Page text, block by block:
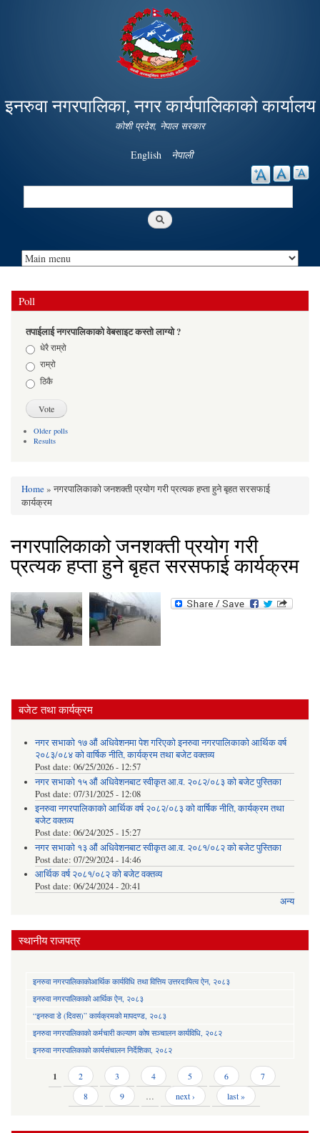
Skip to
main
content
इनरुवा नगरपालिका, नगर कार्यपालिकाको कार्यालय
कोशी प्रदेश, नेपाल सरकार
English नेपाली
Search
Poll
तपाईलाई नगरपालिकाको वेबसाइट कस्तो लाग्यो ?
Choicesधेरै राम्रो
राम्रो
ठिकै
Older polls
Results
You are here
Home» नगरपालिकाको जनशक्ती प्रयोग गरी प्रत्यक हप्ता हुने बृहत सरसफाई
कार्यक्रम
नगरपालिकाको जनशक्ती प्रयोग गरी
प्रत्यक हप्ता हुने बृहत सरसफाई कार्यक्रम
बजेट तथा कार्यक्रम
नगर सभाको १७ औं अधिवेशनमा पेश गरिएको इनरुवा नगरपालिकाको आर्थिक वर्ष
२०८३/०८४ को वार्षिक नीति, कार्यक्रम तथा बजेट वक्तव्य
Post date: 06/25/2026 - 12:57
नगर सभाको १५ औं अधिवेशनबाट स्वीकृत आ.व. २०८२/०८३ को बजेट पुस्तिका
Post date: 07/31/2025 - 12:08
इनरुवा नगरपालिकाको आर्थिक वर्ष २०८२/०८३ को वार्षिक नीति, कार्यक्रम तथा
बजेट वक्तव्य
Post date: 06/24/2025 - 15:27
नगर सभाको १३ औं अधिवेशनबाट स्वीकृत आ.व. २०८१/०८२ को बजेट पुस्तिका
Post date: 07/29/2024 - 14:46
आर्थिक वर्ष २०८१/०८२ को बजेट वक्तव्य
Post date: 06/24/2024 - 20:41
अन्य
स्थानीय राजपत्र
इनरुवा नगरपालिकाकोआर्थिक कार्यविधि तथा वित्तिय उत्तरदायित्व ऐन, २०८३
इनरुवा नगरपालिकाको आर्थिक ऐन, २०८३
“इनरुवा डे (दिवस)” कार्यक्रमको मापदण्ड, २०८३
इनरुवा नगरपालिकाको कर्मचारी कल्याण कोष सञ्चालन कार्यविधि, २०८२
इनरुवा नगरपालिकाको कार्यसंचालन निर्देशिका, २०८२
Pages1 2 3 4 5 6
7
8
9 … next › last »